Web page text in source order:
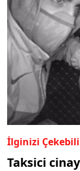
İlginizi
Taksici